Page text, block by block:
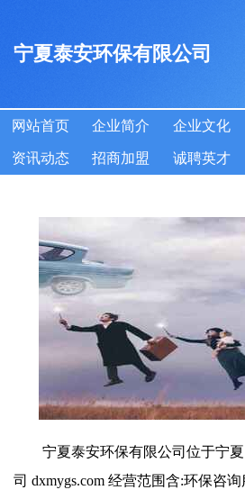
宁夏泰安环保有限公司
网站首页 企业简介 企业文化
资讯动态 招商加盟 诚聘英才
宁夏泰安环保有限公司位于宁
司 dxmygs.com 经营范围含:环保咨